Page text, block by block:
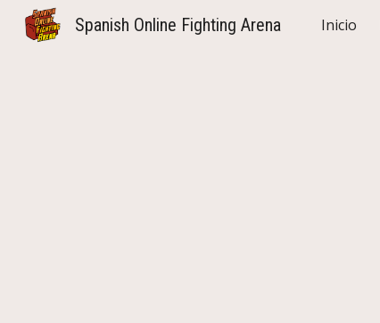
Spanish Online Fighting Arena Inicio